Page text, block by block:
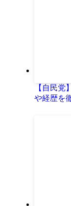
【自民
や経歴を